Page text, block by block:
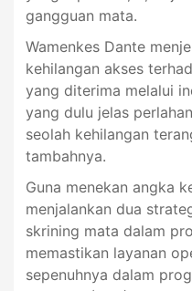
gangguan mata.
Wamenkes Dante
kehilangan akses
yang diterima melalui
yang dulu jelas
seolah kehilangan
tambahnya.
Guna menekan angka
menjalankan dua
skrining mata dalam
memastikan layanan
sepenuhnya dalam